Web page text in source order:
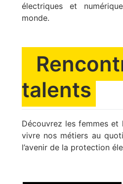
électriques et
monde.
talents
Découvrez les femmes et
vivre nos métiers au
l’avenir de la protection